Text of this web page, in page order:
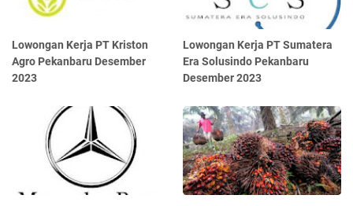
Lowongan Kerja PT Kriston
Agro Pekanbaru Desember
2023
Lowongan Kerja PT Sumatera
Era Solusindo Pekanbaru
Desember 2023